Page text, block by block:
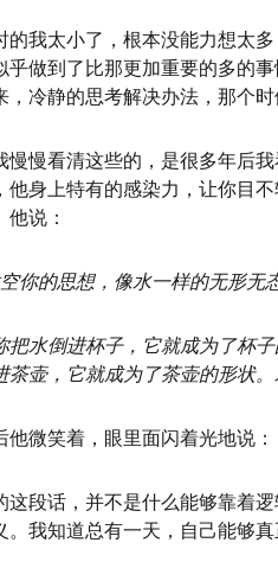
的我太小了，根本没能力想太
乎做到了比那更加重要的多的
，冷静的思考解决办法，那个
慢慢看清这些的，是很多年后
他身上特有的感染力，让你目
他说：
你的思想，像水一样的无形无态
把水倒进杯子，它就成为了杯
茶壶，它就成为了茶壶的形状
他微笑着，眼里面闪着光地说：
这段话，并不是什么能够靠着
。我知道总有一天，自己能够